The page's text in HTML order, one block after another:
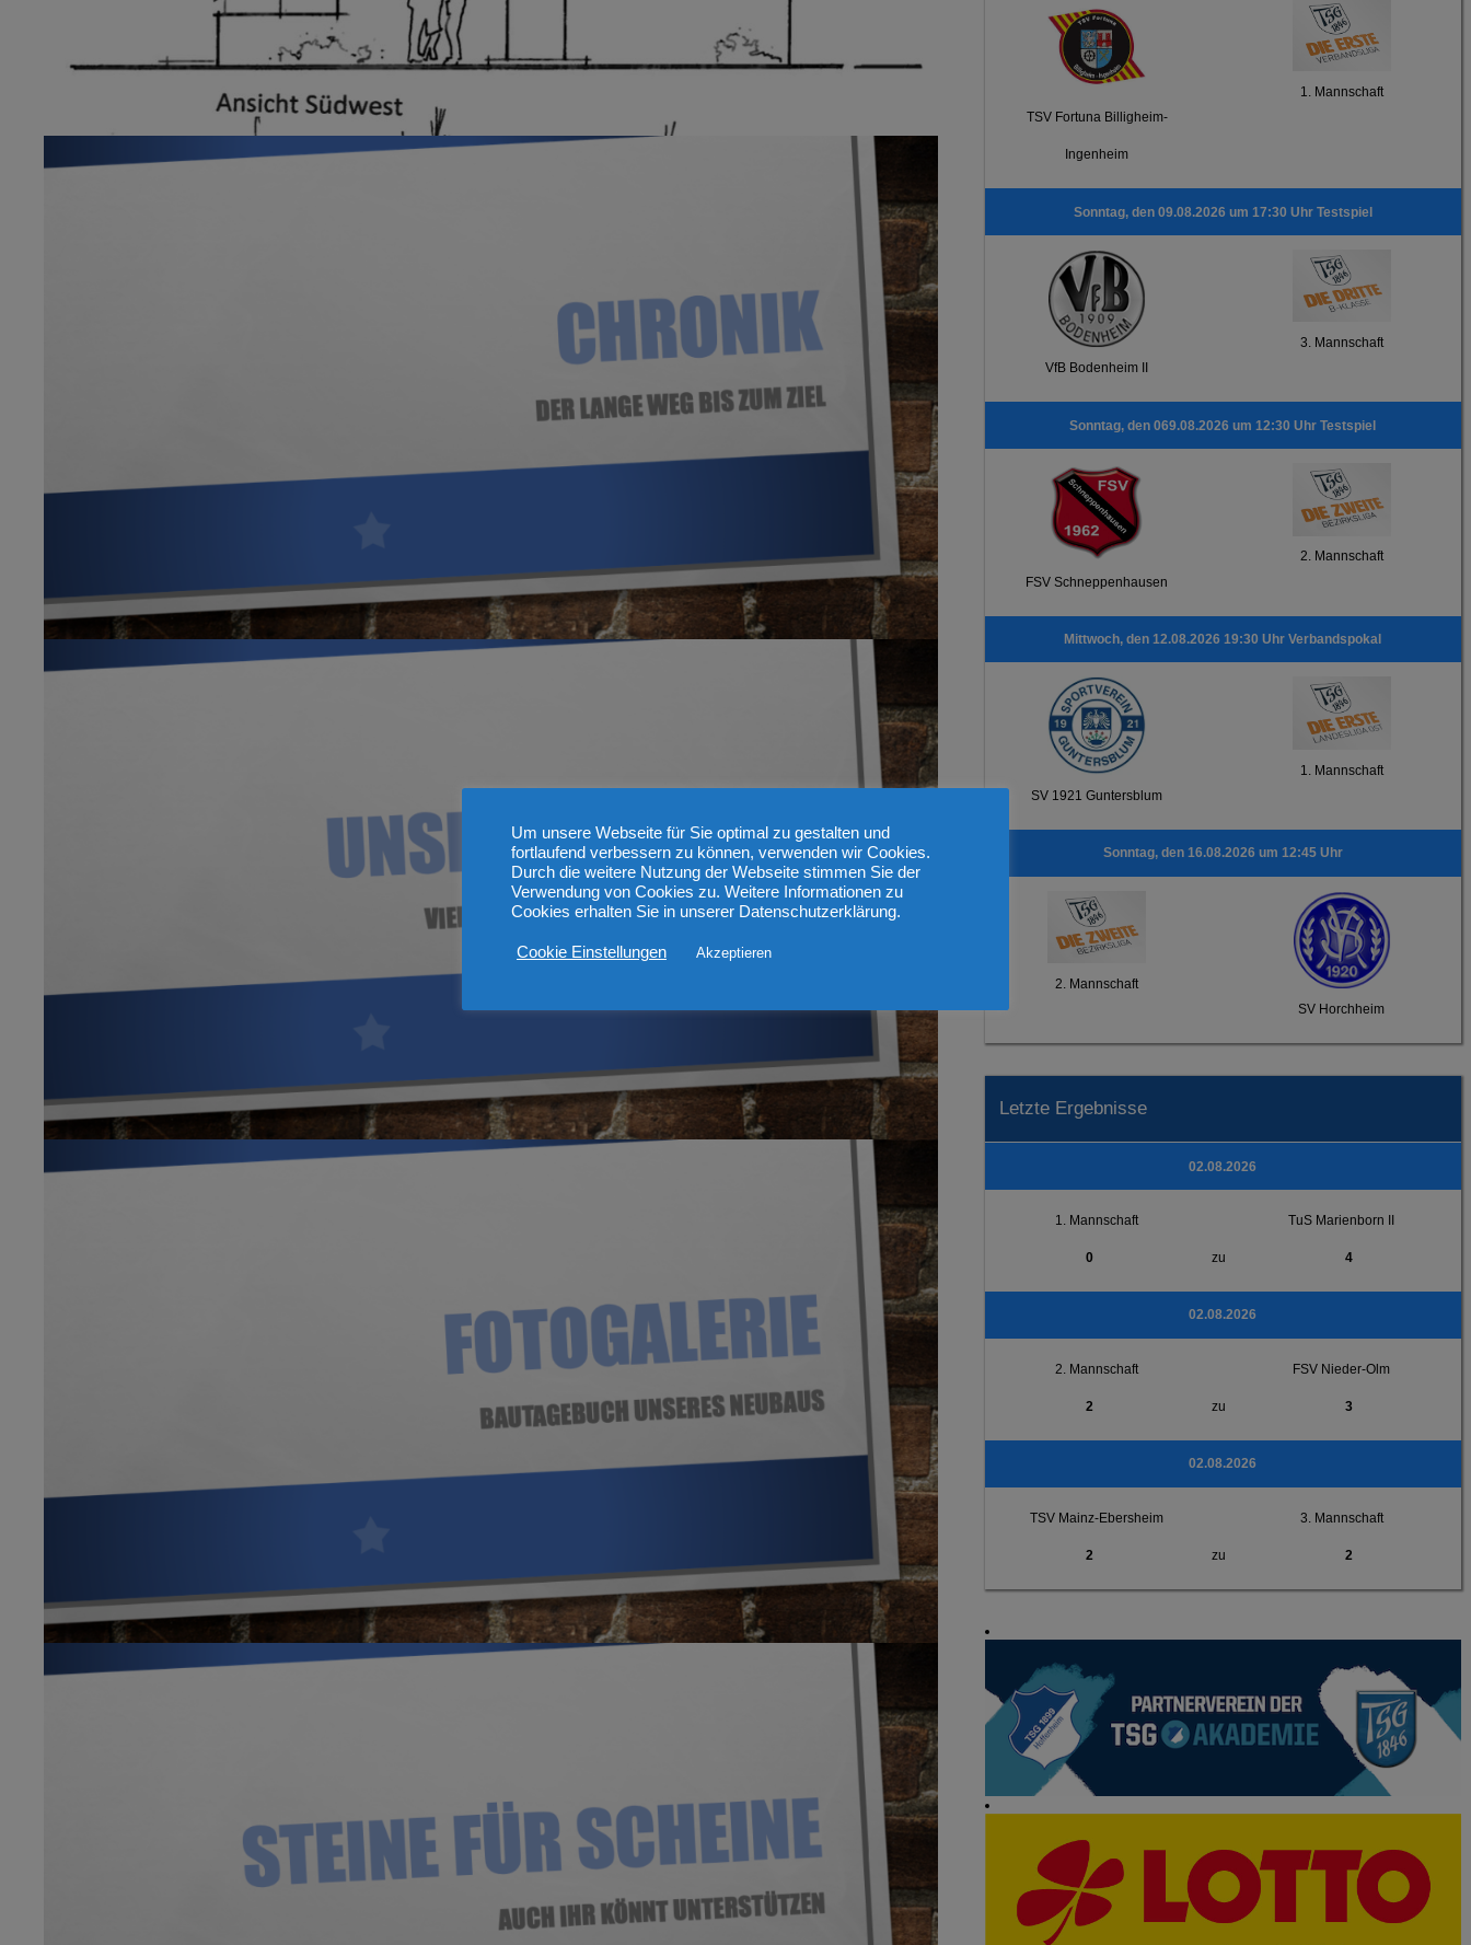
TSV Fortuna Billigheim-
Ingenheim
1. Mannschaft
Sonntag, den 09.08.2026 um 17:30 Uhr Testspiel
VfB Bodenheim II
3. Mannschaft
Sonntag, den 069.08.2026 um 12:30 Uhr Testspiel
FSV Schneppenhausen
2. Mannschaft
Mittwoch, den 12.08.2026 19:30 Uhr Verbandspokal
SV 1921 Guntersblum
1. Mannschaft
Sonntag, den 16.08.2026 um 12:45 Uhr
2. Mannschaft
SV Horchheim
Letzte Ergebnisse
02.08.2026
1. Mannschaft TuS Marienborn II
0 zu 4
02.08.2026
2. Mannschaft FSV Nieder-Olm
2 zu 3
02.08.2026
TSV Mainz-Ebersheim 3. Mannschaft
2 zu 2
Um unsere Webseite für Sie optimal zu gestalten und
fortlaufend verbessern zu können, verwenden wir Cookies.
Durch die weitere Nutzung der Webseite stimmen Sie der
Verwendung von Cookies zu. Weitere Informationen zu
Cookies erhalten Sie in unserer Datenschutzerklärung.
Cookie Einstellungen Akzeptieren